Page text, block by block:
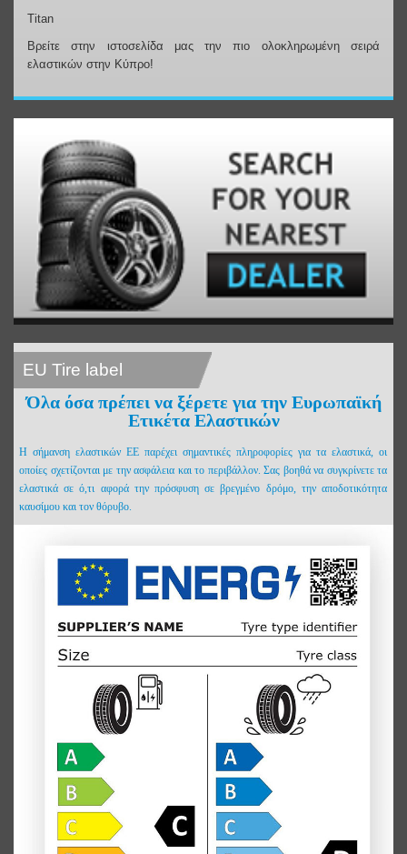
Titan
Bρείτε στην ιστοσελίδα μας την πιο ολοκληρωμένη σειρά
ελαστικών στην Κύπρο!
EU Tire label
Όλα όσα πρέπει να ξέρετε για την Ευρωπαϊκή
Ετικέτα Ελαστικών
Η σήμανση ελαστικών ΕΕ παρέχει σημαντικές πληροφορίες για τα ελαστικά, οι
οποίες σχετίζονται με την ασφάλεια και το περιβάλλον. Σας βοηθά να συγκρίνετε τα
ελαστικά σε ό,τι αφορά την πρόσφυση σε βρεγμένο δρόμο, την αποδοτικότητα
καυσίμου και τον θόρυβο.